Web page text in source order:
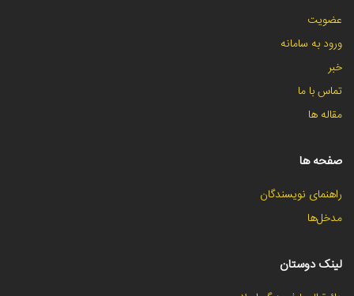
عضویت
ورود به سامانه
خبر
تماس با ما
مقاله ها
صفحه ها
راهنمای نویسندگان
مدخل‌ها
لینک دوستان